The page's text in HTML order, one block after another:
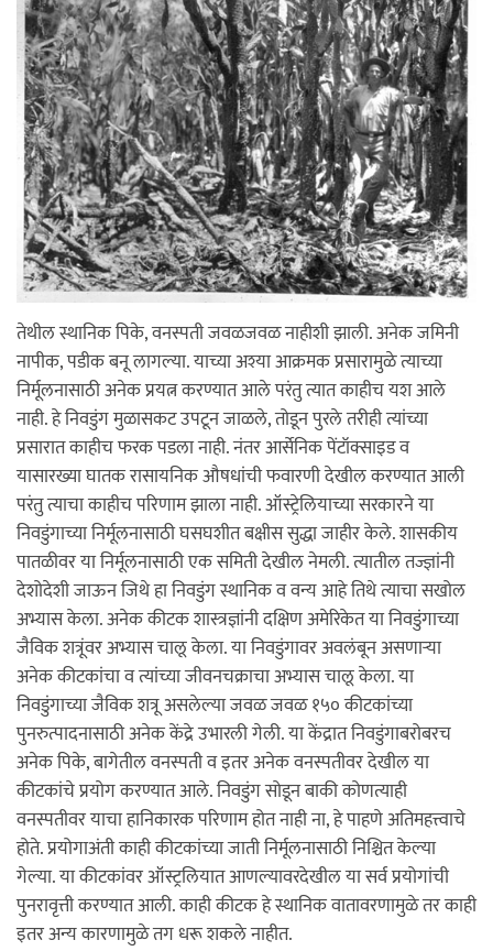
तेथील स्थानिक पिके, वनस्पती जवळजवळ नाहीशी झाली. अनेक जमिनी
नापीक, पडीक बनू लागल्या. याच्या अश्या आक्रमक प्रसारामुळे त्याच्या
निर्मूलनासाठी अनेक प्रयत्न करण्यात आले परंतु त्यात काहीच यश आले
नाही. हे निवडुंग मुळासकट उपटून जाळले, तोडून पुरले तरीही त्यांच्या
प्रसारात काहीच फरक पडला नाही. नंतर आर्सेनिक पेंटॉक्साइड व
यासारख्या घातक रासायनिक औषधांची फवारणी देखील करण्यात आली
परंतु त्याचा काहीच परिणाम झाला नाही. ऑस्ट्रेलियाच्या सरकारने या
निवडुंगाच्या निर्मूलनासाठी घसघशीत बक्षीस सुद्धा जाहीर केले. शासकीय
पातळीवर या निर्मूलनासाठी एक समिती देखील नेमली. त्यातील तज्ज्ञांनी
देशोदेशी जाऊन जिथे हा निवडुंग स्थानिक व वन्य आहे तिथे त्याचा सखोल
अभ्यास केला. अनेक कीटक शास्त्रज्ञांनी दक्षिण अमेरिकेत या निवडुंगाच्या
जैविक शत्रूंवर अभ्यास चालू केला. या निवडुंगावर अवलंबून असणाऱ्या
अनेक कीटकांचा व त्यांच्या जीवनचक्राचा अभ्यास चालू केला. या
निवडुंगाच्या जैविक शत्रू असलेल्या जवळ जवळ १५० कीटकांच्या
पुनरुत्पादनासाठी अनेक केंद्रे उभारली गेली. या केंद्रात निवडुंगाबरोबरच
अनेक पिके, बागेतील वनस्पती व इतर अनेक वनस्पतीवर देखील या
कीटकांचे प्रयोग करण्यात आले. निवडुंग सोडून बाकी कोणत्याही
वनस्पतीवर याचा हानिकारक परिणाम होत नाही ना, हे पाहणे अतिमहत्त्वाचे
होते. प्रयोगाअंती काही कीटकांच्या जाती निर्मूलनासाठी निश्चित केल्या
गेल्या. या कीटकांवर ऑस्ट्रलियात आणल्यावरदेखील या सर्व प्रयोगांची
पुनरावृत्ती करण्यात आली. काही कीटक हे स्थानिक वातावरणामुळे तर काही
इतर अन्य कारणामुळे तग धरू शकले नाहीत.